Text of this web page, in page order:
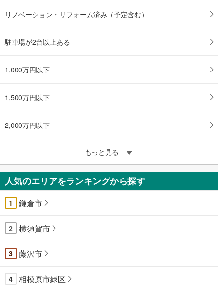
リノベーション・リフォーム済み（予定含む）
駐車場が2台以上ある
1,000万円以下
1,500万円以下
2,000万円以下
もっと見る
人気のエリアをランキングから探す
1 鎌倉市
2 横須賀市
3 藤沢市
4 相模原市緑区